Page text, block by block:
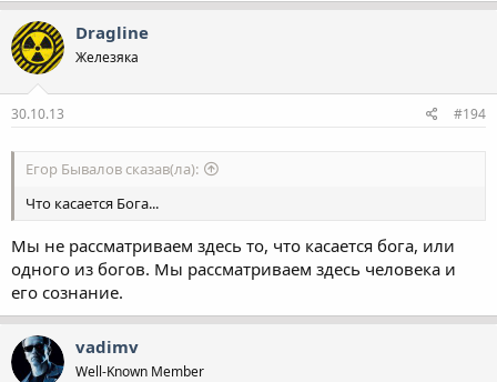
Dragline
Железяка
30.10.13 #194
Егор Бывалов сказав(ла):
Что касается Бога...
Мы не рассматриваем здесь то, что касается бога, или
одного из богов. Мы рассматриваем здесь человека и
его сознание.
vadimv
Well-Known Member